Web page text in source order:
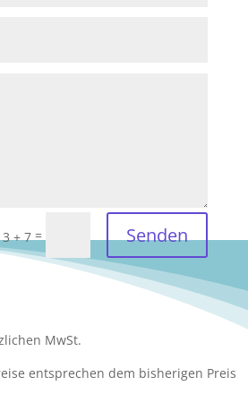
3 + 7 = Senden
MwSt.
entsprechen dem bisherigen Preis